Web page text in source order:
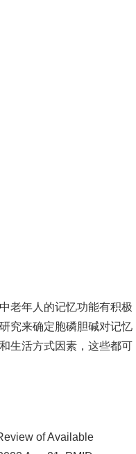
老年人的记忆功能有积极
究来确定胞磷胆碱对记忆
生活方式因素，这些都可
of Available